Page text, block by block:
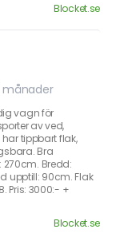
Blocket.se
månader
vagn för
av ved,
tippbart flak,
Bra
Bredd:
upptill: 90cm. Flak
Pris: 3000:- +
Blocket.se